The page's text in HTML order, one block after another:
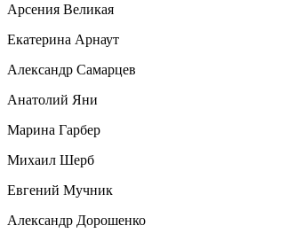
Арсения Великая
Екатерина Арнаут
Александр Самарцев
Анатолий Яни
Марина Гарбер
Михаил Шерб
Евгений Мучник
Александр Дорошенко